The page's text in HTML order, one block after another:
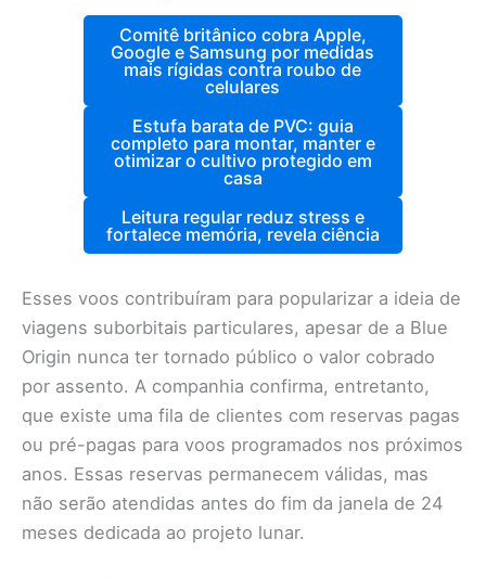
Comitê britânico cobra Apple,
Google e Samsung por medidas
mais rígidas contra roubo de
celulares
Estufa barata de PVC: guia
completo para montar, manter e
otimizar o cultivo protegido em
casa
Leitura regular reduz stress e
fortalece memória, revela ciência
Esses voos contribuíram para popularizar a ideia de
viagens suborbitais particulares, apesar de a Blue
Origin nunca ter tornado público o valor cobrado
por assento. A companhia confirma, entretanto,
que existe uma fila de clientes com reservas pagas
ou pré-pagas para voos programados nos próximos
anos. Essas reservas permanecem válidas, mas
não serão atendidas antes do fim da janela de 24
meses dedicada ao projeto lunar.